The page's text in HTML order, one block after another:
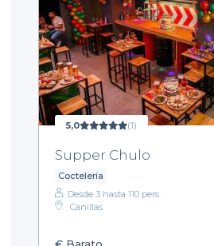
5,0 (1)
Supper Chulo
Coctelería
Desde 3 hasta 110 pers.
Canillas